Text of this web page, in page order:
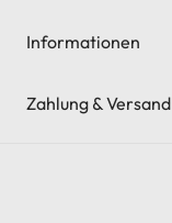
Informationen
Zahlung & Versand